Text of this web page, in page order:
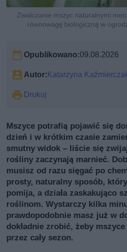
Zwalczanie mszyc naturalnymi
równowagę biologiczną w
Opublikowano:09.08.2026
Autor: Katarzyna
Drukuj
Mszyce potrafią pojawić się
dzień i w krótkim czasie
smutny widok – liście się
rośliny zaczynają marnieć.
musisz od razu sięgać po
prosty, naturalny sposób,
pomija, a działa zaskakująco
roślinom. Wystarczy kilka
prawdopodobnie masz już w
dokładnie zrobić, żeby
przez cały sezon.